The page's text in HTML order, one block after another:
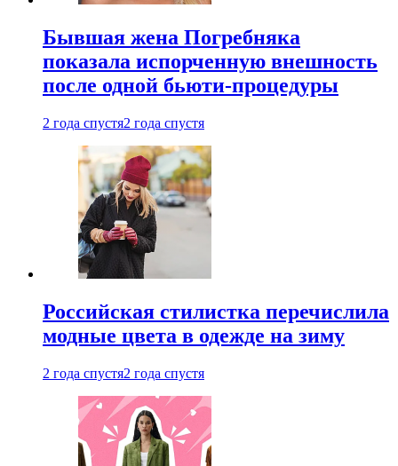
Бывшая жена Погребняка
показала испорченную внешность
после одной бьюти-процедуры
2 года спустя2 года спустя
Российская стилистка перечислила
модные цвета в одежде на зиму
2 года спустя2 года спустя